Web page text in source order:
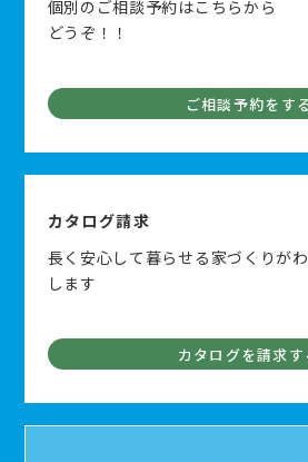
個別のご相談予約はこちらから
どうぞ！！
ご相談予約をす
カタログ請求
長く安心して暮らせる家づくりが
します
カタログを請求す